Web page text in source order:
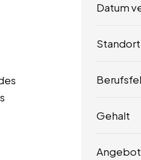
Datum
Standort
Gehalt